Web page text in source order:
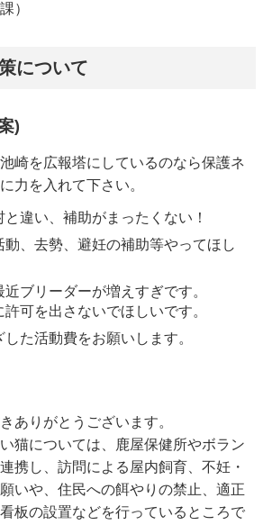
）
について
)
崎を広報塔にしているのなら保護ネ
力を入れて下さい。
違い、補助がまったくない！
動、去勢、避妊の補助等やってほし
近ブリーダーが増えすぎです。
可を出さないでほしいです。
た活動費をお願いします。
ありがとうございます。
猫については、鹿屋保健所やボラン
携し、訪問による屋内飼育、不妊・
いや、住民への餌やりの禁止、適正
板の設置などを行っているところで